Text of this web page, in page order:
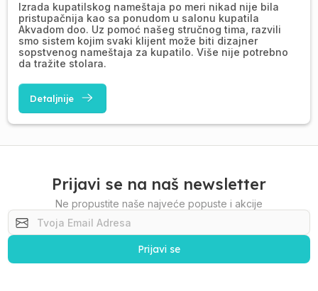
Izrada kupatilskog nameštaja po meri nikad nije bila
pristupačnija kao sa ponudom u salonu kupatila
Akvadom doo. Uz pomoć našeg stručnog tima, razvili
smo sistem kojim svaki klijent može biti dizajner
sopstvenog nameštaja za kupatilo. Više nije potrebno
da tražite stolara.
Detaljnije
Prijavi se na naš newsletter
Ne propustite naše najveće popuste i akcije
Prijavi se